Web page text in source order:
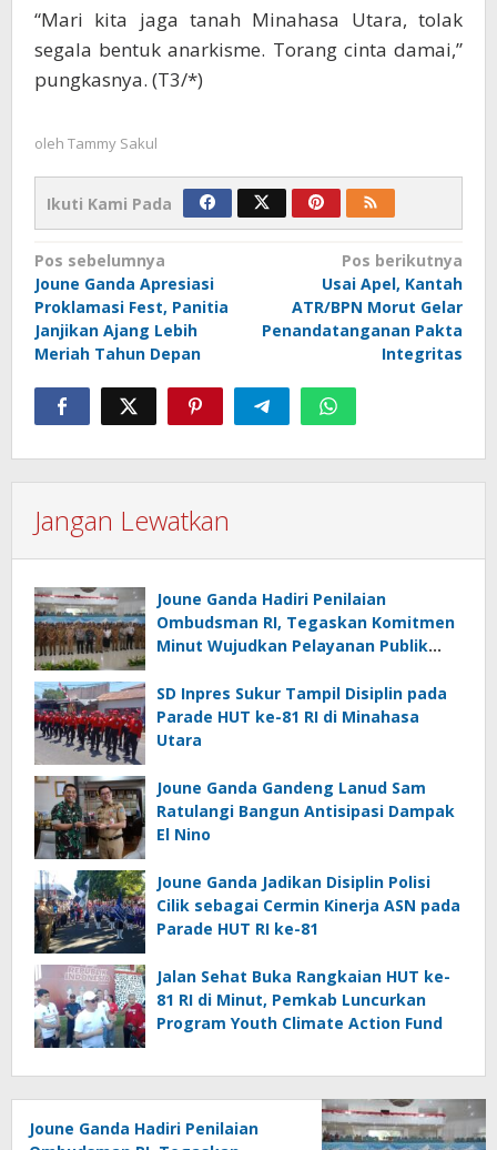
“Mari kita jaga tanah Minahasa Utara, tolak
segala bentuk anarkisme. Torang cinta damai,”
pungkasnya. (T3/*)
oleh Tammy Sakul
Ikuti Kami Pada
Navigasi
pos
Pos sebelumnya
Joune Ganda Apresiasi
Proklamasi Fest, Panitia
Janjikan Ajang Lebih
Meriah Tahun Depan
Pos berikutnya
Usai Apel, Kantah
ATR/BPN Morut Gelar
Penandatanganan Pakta
Integritas
Jangan Lewatkan
Joune Ganda Hadiri Penilaian
Ombudsman RI, Tegaskan Komitmen
Minut Wujudkan Pelayanan Publik
SD Inpres Sukur Tampil Disiplin pada
Parade HUT ke-81 RI di Minahasa
Utara
Joune Ganda Gandeng Lanud Sam
Ratulangi Bangun Antisipasi Dampak
El Nino
Joune Ganda Jadikan Disiplin Polisi
Cilik sebagai Cermin Kinerja ASN pada
Parade HUT RI ke-81
Jalan Sehat Buka Rangkaian HUT ke-
81 RI di Minut, Pemkab Luncurkan
Program Youth Climate Action Fund
Joune Ganda Hadiri Penilaian